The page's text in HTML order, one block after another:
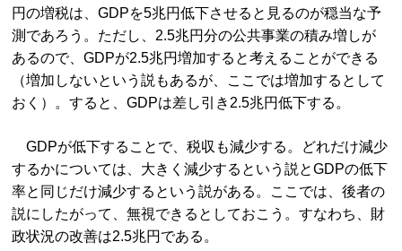
円の増税は、GDPを5兆円低下させると見るのが穏当な予
測であろう。ただし、2.5兆円分の公共事業の積み増しが
あるので、GDPが2.5兆円増加すると考えることができる
（増加しないという説もあるが、ここでは増加するとして
おく）。すると、GDPは差し引き2.5兆円低下する。
GDPが低下することで、税収も減少する。どれだけ減少
するかについては、大きく減少するという説とGDPの低下
率と同じだけ減少するという説がある。ここでは、後者の
説にしたがって、無視できるとしておこう。すなわち、財
政状況の改善は2.5兆円である。